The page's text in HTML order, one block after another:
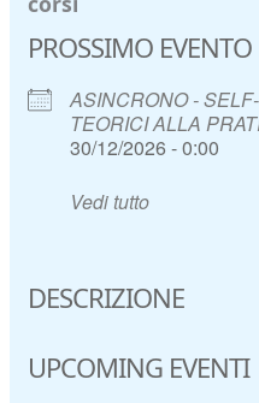
PROSSIMO EVENTO
ASINCRONO -
TEORICI ALLA
30/12/2026 - 0:00
Vedi tutto
DESCRIZIONE
UPCOMING EVENTI